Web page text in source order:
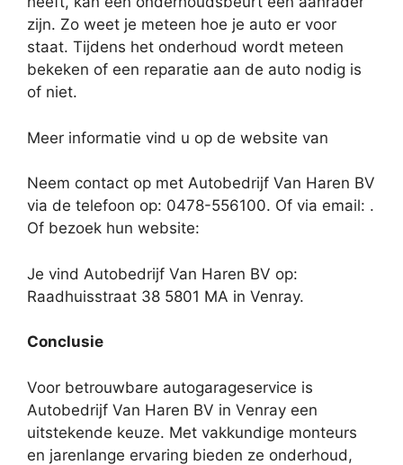
zijn. Zo weet je meteen hoe je auto er voor
staat. Tijdens het onderhoud wordt meteen
bekeken of een reparatie aan de auto nodig is
of niet.
Meer informatie vind u op de website van
Neem contact op met Autobedrijf Van Haren BV
via de telefoon op: 0478-556100. Of via email: .
Of bezoek hun website:
Je vind Autobedrijf Van Haren BV op:
Raadhuisstraat 38 5801 MA in Venray.
Conclusie
Voor betrouwbare autogarageservice is
Autobedrijf Van Haren BV in Venray een
uitstekende keuze. Met vakkundige monteurs
en jarenlange ervaring bieden ze onderhoud,